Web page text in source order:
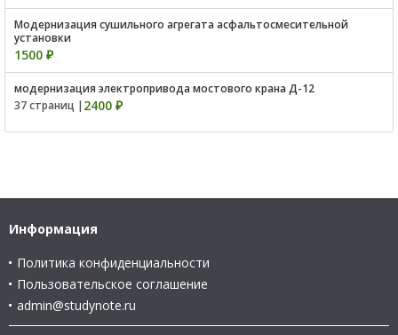
Модернизация сушильного агрегата асфальтосмесительной
установки
1500 ₽
модернизация электропривода мостового крана Д-12
37 страниц | 2400 ₽
Информация
Политика конфиденциальности
Пользовательское соглашение
admin@studynote.ru